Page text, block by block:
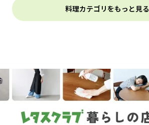
料理カテゴリをもっと見る